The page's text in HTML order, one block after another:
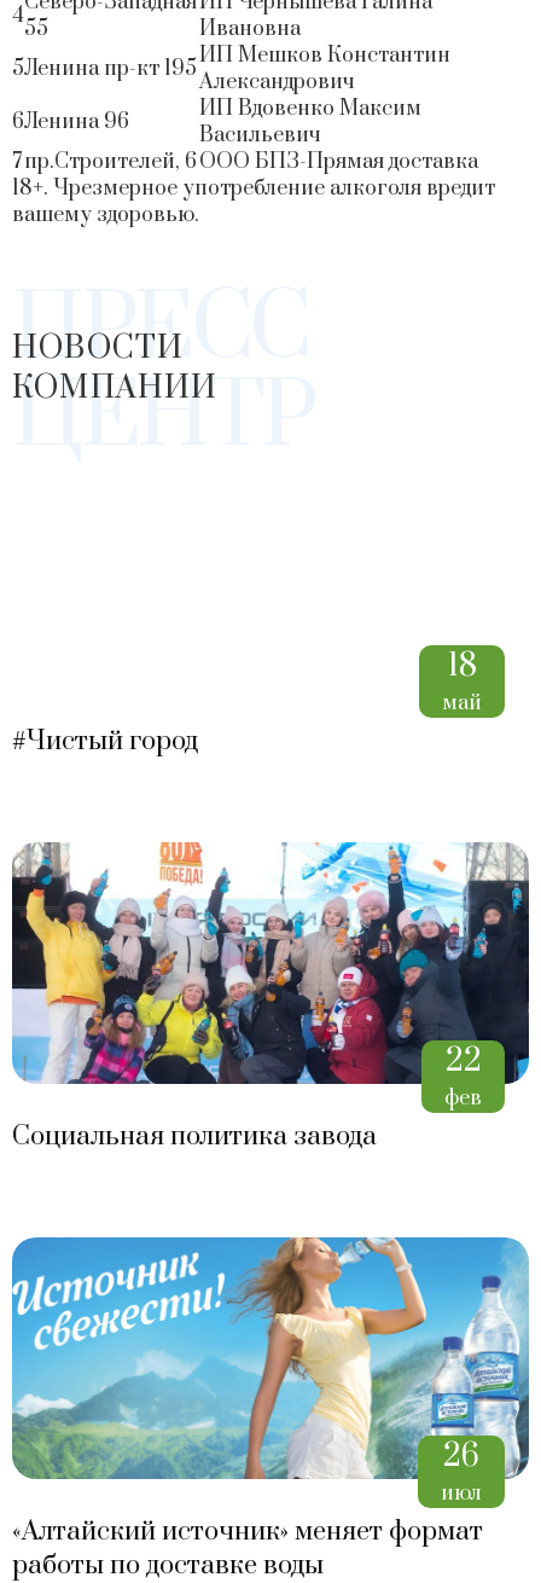
455
Ивановна
5Ленина пр-кт 195ИП Мешков Константин
Александрович
6Ленина 96
ИП Вдовенко Максим
Васильевич
7пр.Строителей, 6ООО БПЗ-Прямая доставка
18+. Чрезмерное употребление алкоголя вредит
вашему здоровью.
ПРЕСС
ЦЕНТР
НОВОСТИ
КОМПАНИИ
18
май
#Чистый город
22
фев
Социальная политика завода
26
июл
«Алтайский источник» меняет формат
работы по доставке воды